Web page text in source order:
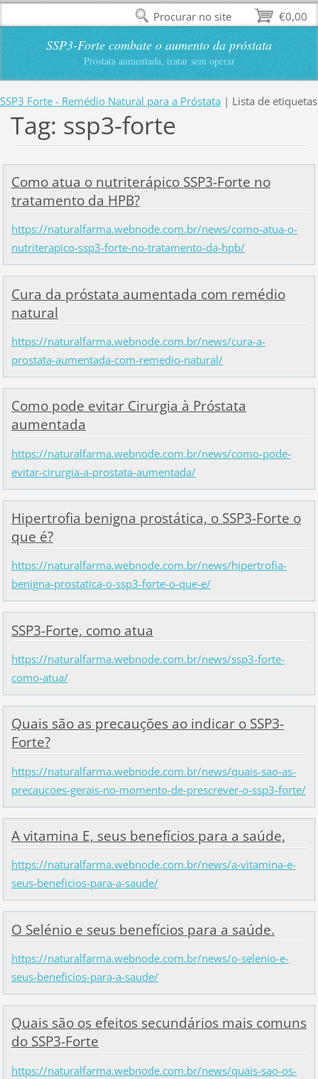
SSP3-Forte combate o aumento da próstata
Próstata aumentada, tratar sem operar
SSP3 Forte - Remédio Natural para a Próstata | Lista de etiquetas
Tag: ssp3-forte
Como atua o nutriterápico SSP3-Forte no
tratamento da HPB?
https://naturalfarma.webnode.com.br/news/como-atua-o-
nutriterapico-ssp3-forte-no-tratamento-da-hpb/
Cura da próstata aumentada com remédio
natural
https://naturalfarma.webnode.com.br/news/cura-a-
prostata-aumentada-com-remedio-natural/
Como pode evitar Cirurgia à Próstata
aumentada
https://naturalfarma.webnode.com.br/news/como-pode-
evitar-cirurgia-a-prostata-aumentada/
Hipertrofia benigna prostática, o SSP3-Forte o
que é?
https://naturalfarma.webnode.com.br/news/hipertrofia-
benigna-prostatica-o-ssp3-forte-o-que-e/
SSP3-Forte, como atua
https://naturalfarma.webnode.com.br/news/ssp3-forte-
como-atua/
Quais são as precauções ao indicar o SSP3-
Forte?
https://naturalfarma.webnode.com.br/news/quais-sao-as-
precaucoes-gerais-no-momento-de-prescrever-o-ssp3-forte/
A vitamina E, seus benefícios para a saúde,
https://naturalfarma.webnode.com.br/news/a-vitamina-e-
seus-beneficios-para-a-saude/
O Selénio e seus benefícios para a saúde.
https://naturalfarma.webnode.com.br/news/o-selenio-e-
seus-beneficios-para-a-saude/
Quais são os efeitos secundários mais comuns
do SSP3-Forte
https://naturalfarma.webnode.com.br/news/quais-sao-os-
€0,00
Procurar no site